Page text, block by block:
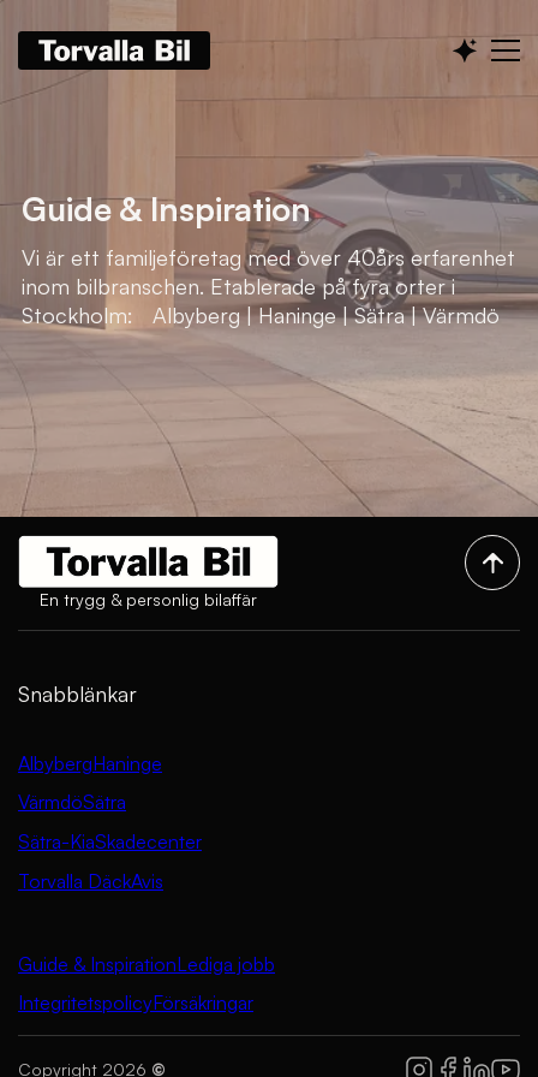
Guide & Inspiration
Vi är ett familjeföretag med över 40års erfarenhet
inom bilbranschen. Etablerade på fyra orter i
Stockholm: Albyberg | Haninge | Sätra | Värmdö
En trygg & personlig bilaffär
Snabblänkar
AlbybergHaninge
VärmdöSätra
Sätra-KiaSkadecenter
Torvalla DäckAvis
Guide & InspirationLediga jobb
IntegritetspolicyFörsäkringar
Copyright 2026 ©